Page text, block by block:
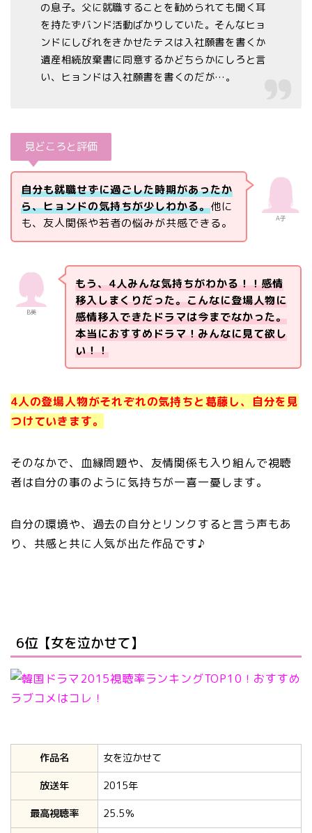
の息子。父に就職することを勧められても聞く耳
を持たずバンド活動ばかりしていた。そんなヒョ
ンドにしびれをきかせたテスは入社願書を書くか
遺産相続放棄書に同意するかどちらかにしろと言
い、ヒョンドは入社願書を書くのだが…。
見どころと評価
A子
自分も就職せずに過ごした時期があったか
ら、ヒョンドの気持ちが少しわかる。他に
も、友人関係や若者の悩みが共感できる。
B美
もう、4人みんな気持ちがわかる！！感情
移入しまくりだった。こんなに登場人物に
感情移入できたドラマは今までなかった。
本当におすすめドラマ！みんなに見て欲し
い！！
4人の登場人物がそれぞれの気持ちと葛藤し、自分を見
つけていきます。
そのなかで、血縁問題や、友情関係も入り組んで視聴
者は自分の事のように気持ちが一喜一憂します。
自分の環境や、過去の自分とリンクすると言う声もあ
り、共感と共に人気が出た作品です♪
6位【女を泣かせて】
作品名
女を泣かせて
放送年
2015年
最高視聴率
25.5％